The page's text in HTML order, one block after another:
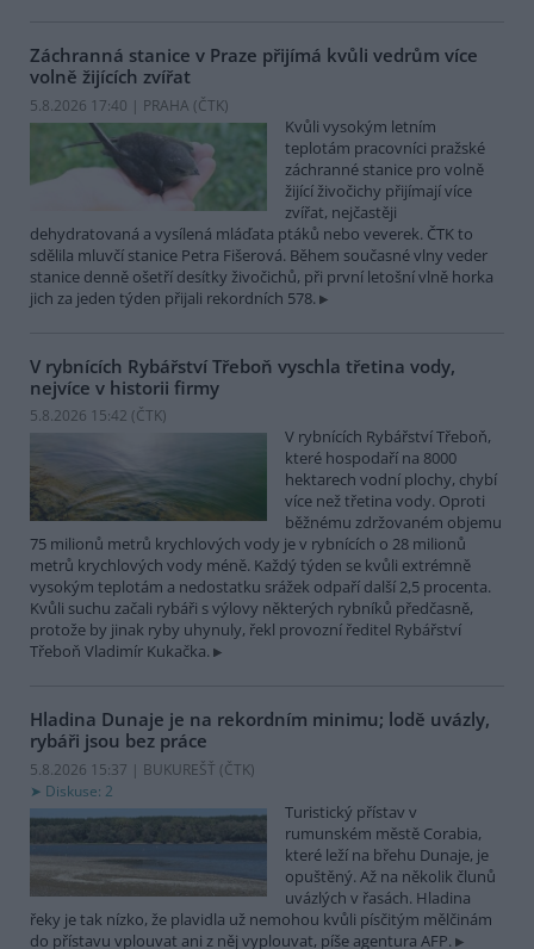
Záchranná stanice v Praze přijímá kvůli vedrům více
volně žijících zvířat
5.8.2026 17:40 | PRAHA (ČTK)
Kvůli vysokým letním
teplotám pracovníci pražské
záchranné stanice pro volně
žijící živočichy přijímají více
zvířat, nejčastěji
dehydratovaná a vysílená mláďata ptáků nebo veverek. ČTK to
sdělila mluvčí stanice Petra Fišerová. Během současné vlny veder
stanice denně ošetří desítky živočichů, při první letošní vlně horka
jich za jeden týden přijali rekordních 578.
V rybnících Rybářství Třeboň vyschla třetina vody,
nejvíce v historii firmy
5.8.2026 15:42 (ČTK)
V rybnících Rybářství Třeboň,
které hospodaří na 8000
hektarech vodní plochy, chybí
více než třetina vody. Oproti
běžnému zdržovaném objemu
75 milionů metrů krychlových vody je v rybnících o 28 milionů
metrů krychlových vody méně. Každý týden se kvůli extrémně
vysokým teplotám a nedostatku srážek odpaří další 2,5 procenta.
Kvůli suchu začali rybáři s výlovy některých rybníků předčasně,
protože by jinak ryby uhynuly, řekl provozní ředitel Rybářství
Třeboň Vladimír Kukačka.
Hladina Dunaje je na rekordním minimu; lodě uvázly,
rybáři jsou bez práce
5.8.2026 15:37 | BUKUREŠŤ (ČTK)
Diskuse: 2
Turistický přístav v
rumunském městě Corabia,
které leží na břehu Dunaje, je
opuštěný. Až na několik člunů
uvázlých v řasách. Hladina
řeky je tak nízko, že plavidla už nemohou kvůli písčitým mělčinám
do přístavu vplouvat ani z něj vyplouvat, píše agentura AFP.